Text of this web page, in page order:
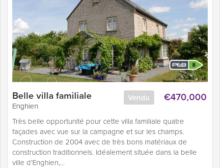
€470,000
Vendu
Belle villa familiale
Enghien
Très belle opportunité pour cette villa familiale quatre
façades avec vue sur la campagne et sur les champs.
Construction de 2004 avec de très bons matériaux de
construction traditionnels. Idéalement située dans la belle
ville d’Enghien,…